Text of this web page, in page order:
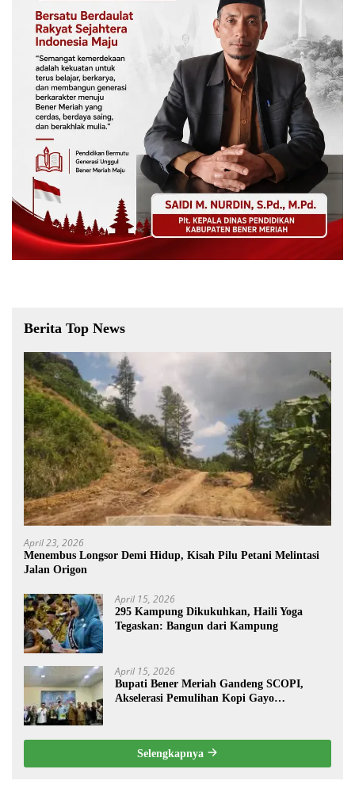
Berita Top News
April 23, 2026
Menembus Longsor Demi Hidup, Kisah Pilu Petani Melintasi
Jalan Origon
April 15, 2026
295 Kampung Dikukuhkan, Haili Yoga
Tegaskan: Bangun dari Kampung
April 15, 2026
Bupati Bener Meriah Gandeng SCOPI,
Akselerasi Pemulihan Kopi Gayo
Selengkapnya